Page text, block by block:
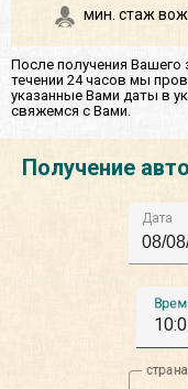
мин. стаж
После получения Вашего
течении 24 часов мы
указанные Вами даты в
свяжемся с Вами.
Получение
Дата
страна